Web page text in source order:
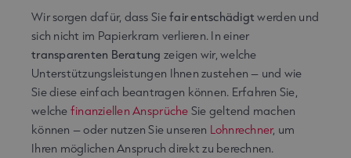
Wir sorgen dafür, dass Siefair entschädigt werden und
sich nicht im Papierkram verlieren. In einer
transparenten Beratung zeigen wir, welche
Unterstützungsleistungen Ihnen zustehen – und wie
Sie diese einfach beantragen können. Erfahren Sie,
welche finanziellen Ansprüche Sie geltend machen
können – oder nutzen Sie unseren Lohnrechner, um
Ihren möglichen Anspruch direkt zu berechnen.